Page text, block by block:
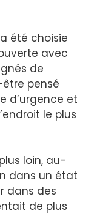
été choisie
avec
de
être pensé
d’urgence et
le plus
loin, au-
dans un état
dans des
de plus